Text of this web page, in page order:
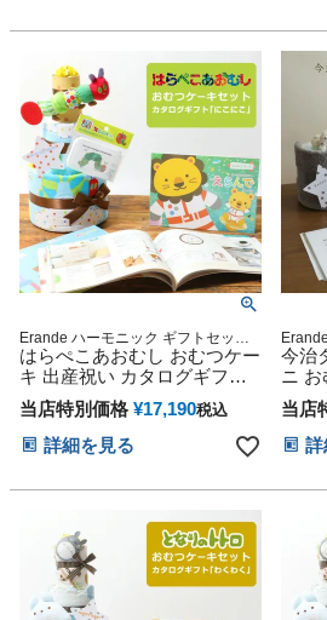
ィン バレンタイン 七五三 初
節句 子供の日 ギフトセット
人気 端午の節句 ひな祭り 男
の子 女の子
ィ
節
Erande ハーモニック ギフトセット
プレゼント ラッピング メッセージカ
ード
はらぺこあおむし おむつケー
キ 出産祝い カタログギフト
えらんで にこにこ セット 思
い出 赤ちゃん 子供 出産 マタ
ニティ フォト パパ ママ ベイ
ビー お父さん お母さん クリ
ギフトセット 人気 端午の節
句 ひな祭り 男の子 女の子
当店特別価格 ¥17,190税込
詳細を見る
プレゼ
ード
今治
ニ お
フト
こ
ク
出
ン
フ
ひ
当店
詳